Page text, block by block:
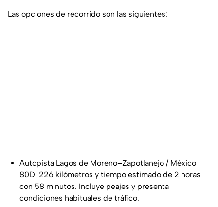
Las opciones de recorrido son las siguientes:
Autopista Lagos de Moreno–Zapotlanejo / México
80D: 226 kilómetros y tiempo estimado de 2 horas
con 58 minutos. Incluye peajes y presenta
condiciones habituales de tráfico.